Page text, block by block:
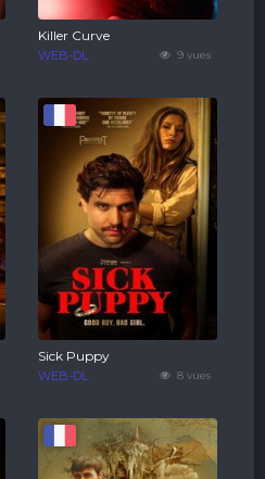
9 vues
Killer Curve
WEB-DL
8 vues
Sick Puppy
WEB-DL